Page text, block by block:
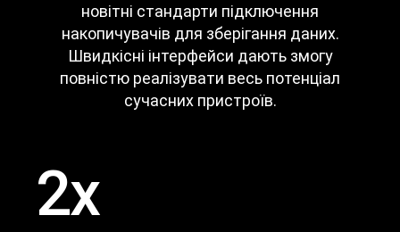
новітні стандарти підключення
накопичувачів для зберігання даних.
Швидкісні інтерфейси дають змогу
повністю реалізувати весь потенціал
сучасних пристроїв.
2x